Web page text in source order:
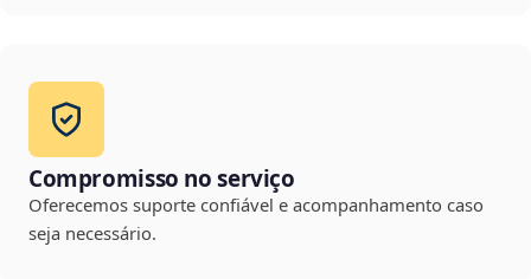
Compromisso no serviço
Oferecemos suporte confiável e acompanhamento caso
seja necessário.